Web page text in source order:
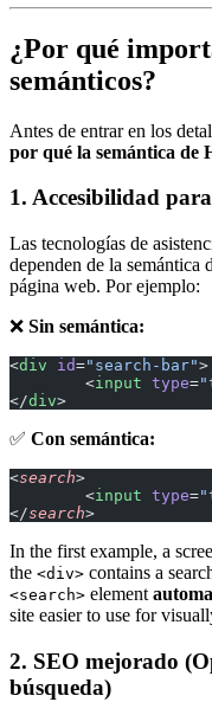
¿Por qué
semánticos?
Antes de entrar en los
por qué la semántica de
1. Accesibilidad
Las tecnologías de
dependen de la semántica
página web. Por ejemplo:
❌ Sin semántica:
<div id="search-bar">
	<
input type=
</div>
✅ Con semántica:
<search>
	<
input type=
</search>
In the first example, a
the <div> contains a
<search> element
site easier to use for
2. SEO mejorado
búsqueda)